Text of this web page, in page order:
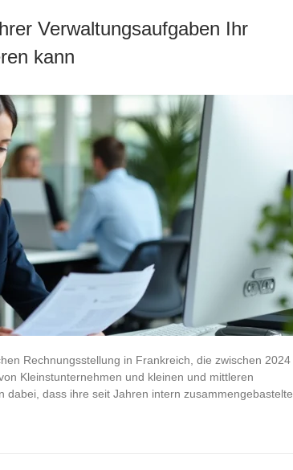
Verwaltungsaufgaben Ihr
kann
Rechnungsstellung in Frankreich, die zwischen 2024
Kleinstunternehmen und kleinen und mittleren
dabei, dass ihre seit Jahren intern zusammengebastelte